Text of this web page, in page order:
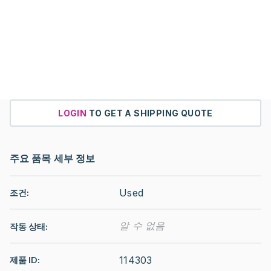
LOGIN TO GET A SHIPPING QUOTE
주요 품목 세부 정보
조건: Used
작동 상태: 알 수 없음
제품 ID: 114303